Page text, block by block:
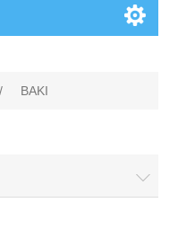
/ BAKI